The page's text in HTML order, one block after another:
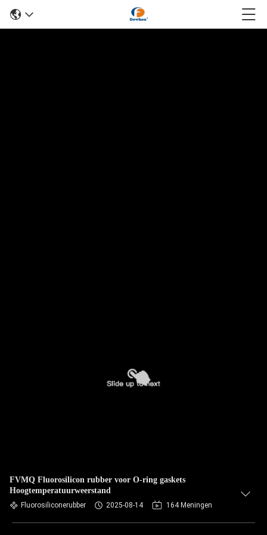
FVMQ Fluorosilicon rubber voor O-ring gaskets
Hoogtemperatuurweerstand
Fluorosiliconerubber 2025-08-14 164 Meningen